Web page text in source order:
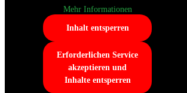
Mehr Informationen
Inhalt entsperren
Erforderlichen Service
akzeptieren und
Inhalte entsperren